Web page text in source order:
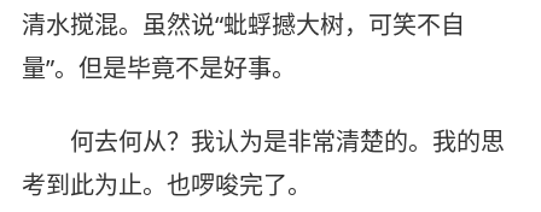
清水搅混。虽然说“蚍蜉撼大树，可笑不自
量”。但是毕竟不是好事。
何去何从？我认为是非常清楚的。我的思
考到此为止。也啰唆完了。